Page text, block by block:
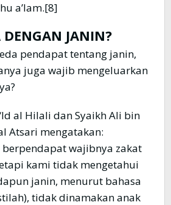
a’lam.[8]
JANIN?
pendapat tentang janin,
juga wajib mengeluarkan
al Hilali dan Syaikh Ali bin
Atsari mengatakan:
berpendapat wajibnya zakat
kami tidak mengetahui
janin, menurut bahasa
tidak dinamakan anak